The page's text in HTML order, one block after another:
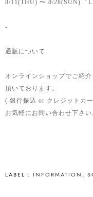
8/11(THU) 〜 8/28(SUN) '
-
通販について
オンラインショップでご紹
頂いております。
( 銀行振込 or クレジットカ
お気軽にお問い合わせ下さい
LABEL : INFORMATION ,